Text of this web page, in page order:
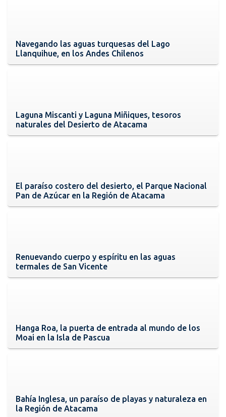
Navegando las aguas turquesas del Lago
Llanquihue, en los Andes Chilenos
Laguna Miscanti y Laguna Miñiques, tesoros
naturales del Desierto de Atacama
El paraíso costero del desierto, el Parque Nacional
Pan de Azúcar en la Región de Atacama
Renuevando cuerpo y espíritu en las aguas
termales de San Vicente
Hanga Roa, la puerta de entrada al mundo de los
Moai en la Isla de Pascua
Bahía Inglesa, un paraíso de playas y naturaleza en
la Región de Atacama